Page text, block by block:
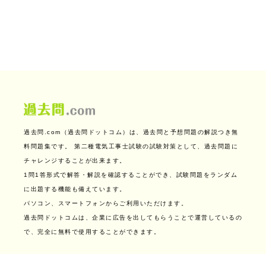
過去問.com（過去問ドットコム）は、過去問と予想問題の解説つき無
料問題集です。 第二種電気工事士試験の試験対策として、過去問題に
チャレンジすることが出来ます。
1問1答形式で解答・解説を確認することができ、試験問題をランダム
に出題する機能も備えています。
パソコン、スマートフォンからご利用いただけます。
過去問ドットコムは、企業に広告を出してもらうことで運営しているの
で、完全に無料で使用することができます。